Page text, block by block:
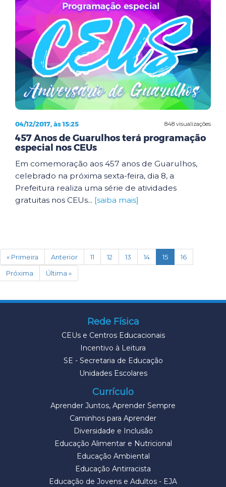
848 visualizações
04/12/2017, às 15:25
457 Anos de Guarulhos terá programação
especial nos CEUs
Em comemoração aos 457 anos de Guarulhos,
celebrado na próxima sexta-feira, dia 8, a
Prefeitura realiza uma série de atividades
gratuitas nos CEUs... [saiba mais]
« Primeira Anterior 11 12 13 14 15(current)
16
Próxima
Última »
Rede Física
CEUs e Centros Educacionais
Incentivo à Leitura
SE - Secretaria de Educação
Unidades Escolares
Currículo
Aprender Juntos, Aprender Sempre
Caminhos para Aprender
Diversidade e Inclusão
Educação Alimentar e Nutricional
Educação Ambiental
Educação Antirracista
Educação de Jovens e Adultos - EJA